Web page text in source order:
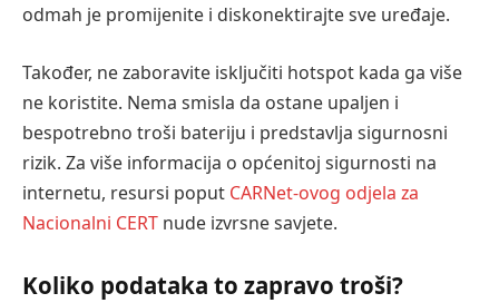
odmah je promijenite i diskonektirajte sve uređaje.
Također, ne zaboravite isključiti hotspot kada ga više
ne koristite. Nema smisla da ostane upaljen i
bespotrebno troši bateriju i predstavlja sigurnosni
rizik. Za više informacija o općenitoj sigurnosti na
internetu, resursi poput CARNet-ovog odjela za
Nacionalni CERT nude izvrsne savjete.
Koliko podataka to zapravo troši?